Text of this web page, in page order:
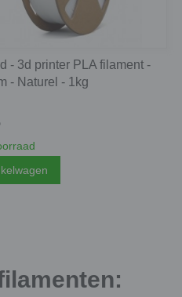
- 3d printer PLA filament -
- Naturel - 1kg